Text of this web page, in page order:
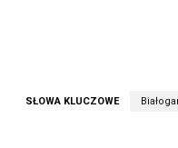
SŁOWA KLUCZOWE